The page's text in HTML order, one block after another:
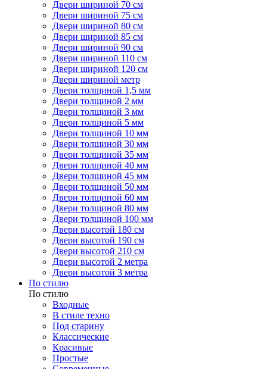
Двери шириной 70 см
Двери шириной 75 см
Двери шириной 80 см
Двери шириной 85 см
Двери шириной 90 см
Двери шириной 110 см
Двери шириной 120 см
Двери шириной метр
Двери толщиной 1,5 мм
Двери толщиной 2 мм
Двери толщиной 3 мм
Двери толщиной 5 мм
Двери толщиной 10 мм
Двери толщиной 30 мм
Двери толщиной 35 мм
Двери толщиной 40 мм
Двери толщиной 45 мм
Двери толщиной 50 мм
Двери толщиной 60 мм
Двери толщиной 80 мм
Двери толщиной 100 мм
Двери высотой 180 см
Двери высотой 190 см
Двери высотой 210 см
Двери высотой 2 метра
Двери высотой 3 метра
По стилю
По стилю
Входные
В стиле техно
Под старину
Классические
Красивые
Простые